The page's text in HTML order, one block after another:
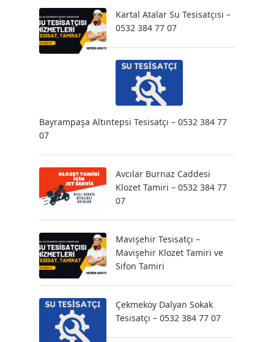
Kartal Atalar Su Tesisatçısı –
0532 384 77 07
Bayrampaşa Altıntepsi Tesisatçı – 0532 384 77
07
Avcılar Burnaz Caddesi
Klozet Tamiri – 0532 384 77
07
Mavişehir Tesisatçı –
Mavişehir Klozet Tamiri ve
Sifon Tamiri
Çekmeköy Dalyan Sokak
Tesisatçı – 0532 384 77 07